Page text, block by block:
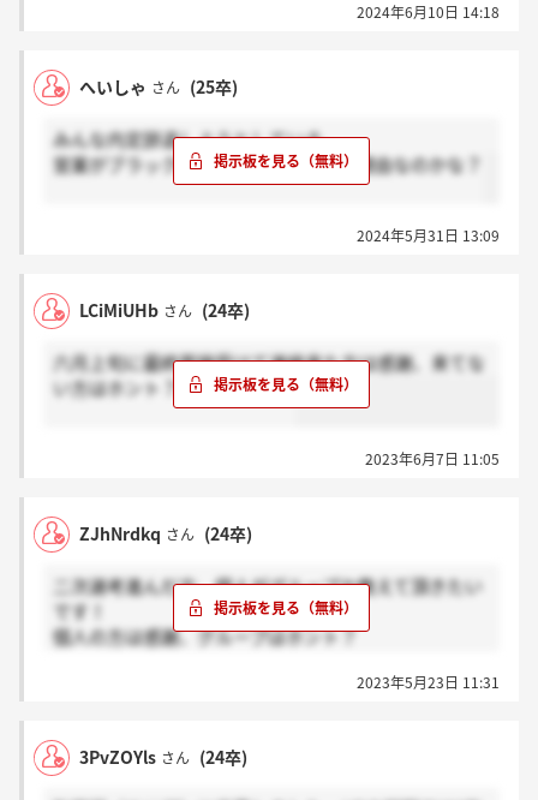
2024年6月10日 14:18
へいしゃ さん (25卒)
みんな内定辞退しようとしている。
営業がブラックって聞くけど、それが理由なのかな？
2024年5月31日 13:09
LCiMiUHb さん (24卒)
六月上旬に最終面接受けて連絡来た方は感謝、来てな
い方はホント？お願いします?
2023年6月7日 11:05
ZJhNrdkq さん (24卒)
二次選考進んだ方、個人がグループか教えて頂きたい
です！
個人の方は感謝、グループはホント？
2023年5月23日 11:31
3PvZOYls さん (24卒)